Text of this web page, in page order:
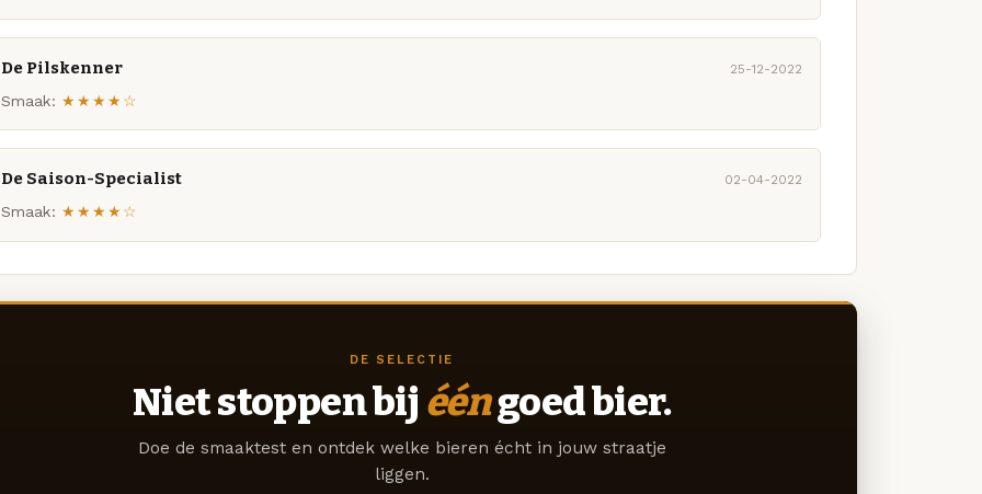
De Pilskenner 25-12-2022
Smaak: ★★★★☆
De Saison-Specialist 02-04-2022
Smaak: ★★★★☆
DE SELECTIE
Niet stoppen bij ééngoed bier.
Doe de smaaktest en ontdek welke bieren écht in jouw straatje
liggen.